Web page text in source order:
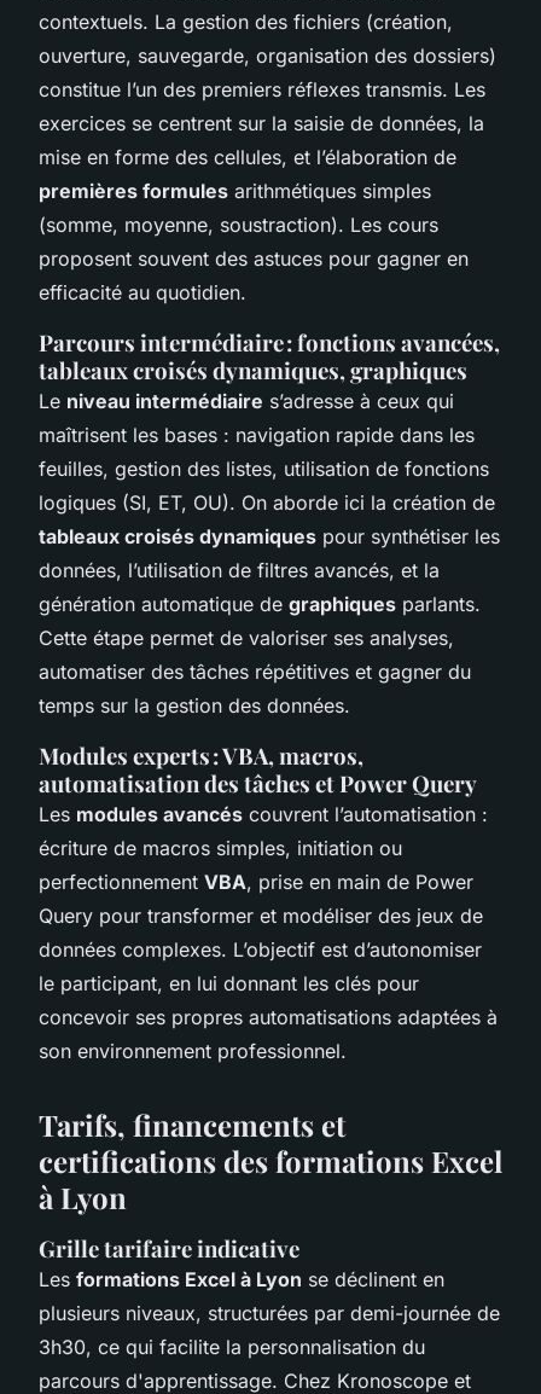
contextuels. La gestion des fichiers (création,
ouverture, sauvegarde, organisation des dossiers)
constitue l’un des premiers réflexes transmis. Les
exercices se centrent sur la saisie de données, la
mise en forme des cellules, et l’élaboration de
premières formules arithmétiques simples
(somme, moyenne, soustraction). Les cours
proposent souvent des astuces pour gagner en
efficacité au quotidien.
Parcours intermédiaire : fonctions avancées,
tableaux croisés dynamiques, graphiques
Le niveau intermédiaire s’adresse à ceux qui
maîtrisent les bases : navigation rapide dans les
feuilles, gestion des listes, utilisation de fonctions
logiques (SI, ET, OU). On aborde ici la création de
tableaux croisés dynamiques pour synthétiser les
données, l’utilisation de filtres avancés, et la
génération automatique de graphiques parlants.
Cette étape permet de valoriser ses analyses,
automatiser des tâches répétitives et gagner du
temps sur la gestion des données.
Modules experts : VBA, macros,
automatisation des tâches et Power Query
Les modules avancés couvrent l’automatisation :
écriture de macros simples, initiation ou
perfectionnement VBA, prise en main de Power
Query pour transformer et modéliser des jeux de
données complexes. L’objectif est d’autonomiser
le participant, en lui donnant les clés pour
concevoir ses propres automatisations adaptées à
son environnement professionnel.
Tarifs, financements et
certifications des formations Excel
à Lyon
Grille tarifaire indicative
Les formations Excel à Lyon se déclinent en
plusieurs niveaux, structurées par demi-journée de
3h30, ce qui facilite la personnalisation du
parcours d'apprentissage. Chez Kronoscope et